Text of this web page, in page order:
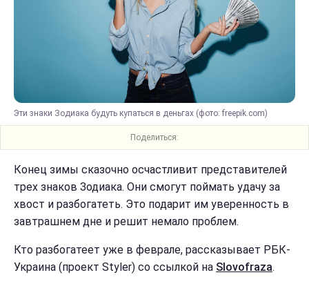
Эти знаки Зодиака будуть купаться в деньгах (фото: freepik.com)
Поделиться:
Конец зимы сказочно осчастливит представителей
трех знаков Зодиака. Они смогут поймать удачу за
хвост и разбогатеть. Это подарит им уверенность в
завтрашнем дне и решит немало проблем.
Кто разбогатеет уже в феврале, рассказывает РБК-
Украина (проект Styler) со ссылкой на Slovofraza.